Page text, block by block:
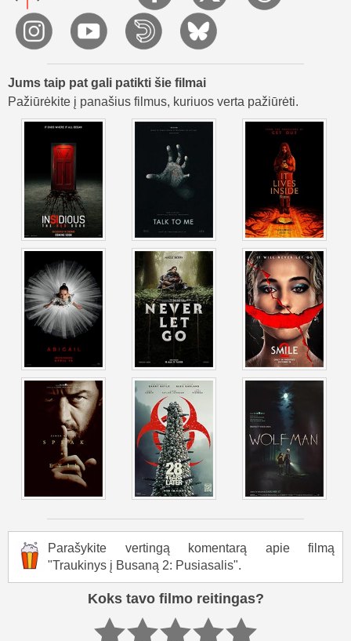
Jums taip pat gali patikti šie filmai
Pažiūrėkite į panašius filmus, kuriuos verta pažiūrėti.
Parašykite vertingą komentarą apie filmą
"Traukinys į Busaną 2: Pusiasalis".